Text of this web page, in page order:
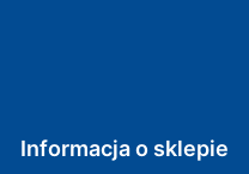
Informacja o sklepie